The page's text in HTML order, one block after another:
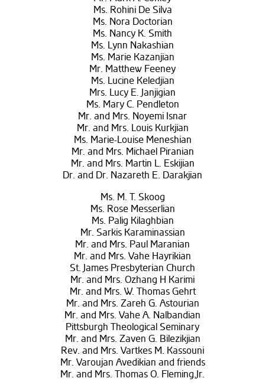
Ms. Rohini De Silva
Ms. Nora Doctorian
Ms. Nancy K. Smith
Ms. Lynn Nakashian
Ms. Marie Kazanjian
Mr. Matthew Feeney
Ms. Lucine Keledjian
Mrs. Lucy E. Janjigian
Ms. Mary C. Pendleton
Mr. and Mrs. Noyemi Isnar
Mr. and Mrs. Louis Kurkjian
Ms. Marie-Louise Meneshian
Mr. and Mrs. Michael Piranian
Mr. and Mrs. Martin L. Eskijian
Dr. and Dr. Nazareth E. Darakjian
Ms. M. T. Skoog
Ms. Rose Messerlian
Ms. Palig Kilaghbian
Mr. Sarkis Karaminassian
Mr. and Mrs. Paul Maranian
Mr. and Mrs. Vahe Hayrikian
St. James Presbyterian Church
Mr. and Mrs. Ozhang H Karimi
Mr. and Mrs. W. Thomas Gehrt
Mr. and Mrs. Zareh G. Astourian
Mr. and Mrs. Vahe A. Nalbandian
Pittsburgh Theological Seminary
Mr. and Mrs. Zaven G. Bilezikjian
Rev. and Mrs. Vartkes M. Kassouni
Mr. Varoujan Avedikian and friends
Mr. and Mrs. Thomas O. Fleming,Jr.